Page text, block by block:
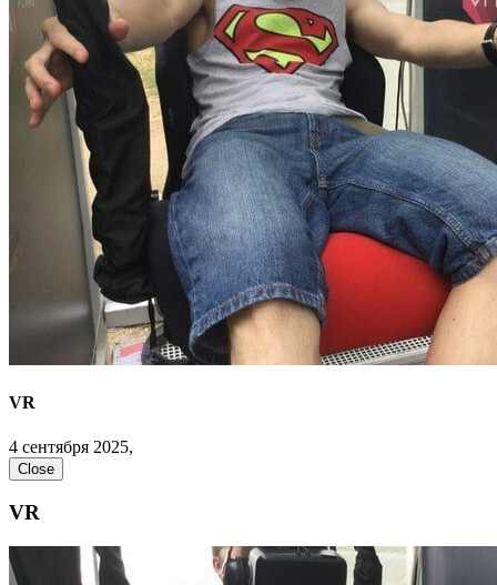
VR
4 сентября 2025,
Close
VR